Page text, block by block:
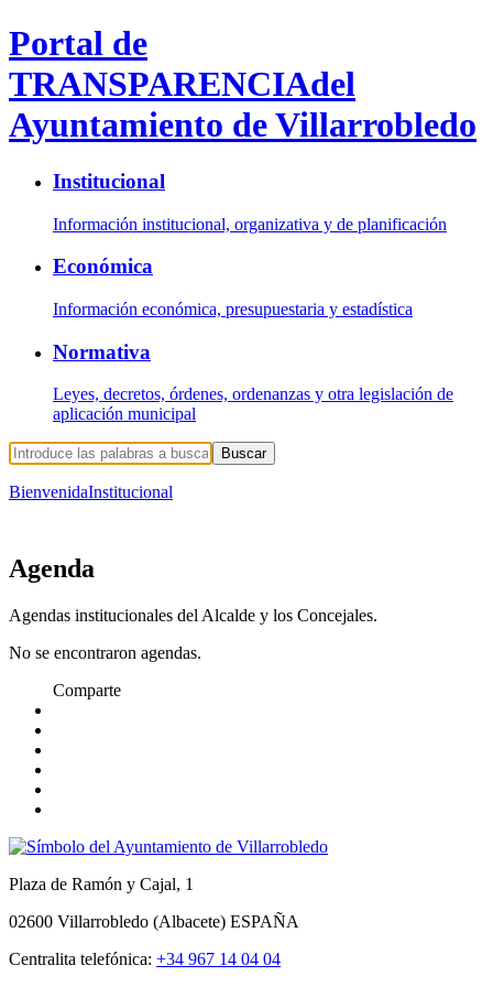
Portal de
TRANSPARENCIAdel
Ayuntamiento de Villarrobledo
Institucional
Información institucional, organizativa y de planificación
Económica
Información económica, presupuestaria y estadística
Normativa
Leyes, decretos, órdenes, ordenanzas y otra legislación de
aplicación municipal
Buscar
BienvenidaInstitucional
Agenda
Agendas institucionales del Alcalde y los Concejales.
No se encontraron agendas.
Comparte
Plaza de Ramón y Cajal, 1
02600 Villarrobledo (Albacete) ESPAÑA
Centralita telefónica: +34 967 14 04 04